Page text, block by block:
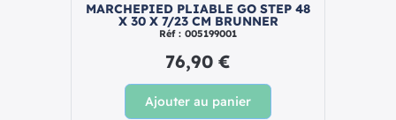
MARCHEPIED PLIABLE GO STEP 48
X 30 X 7/23 CM BRUNNER
Réf : 005199001
76,90 €
Ajouter au panier